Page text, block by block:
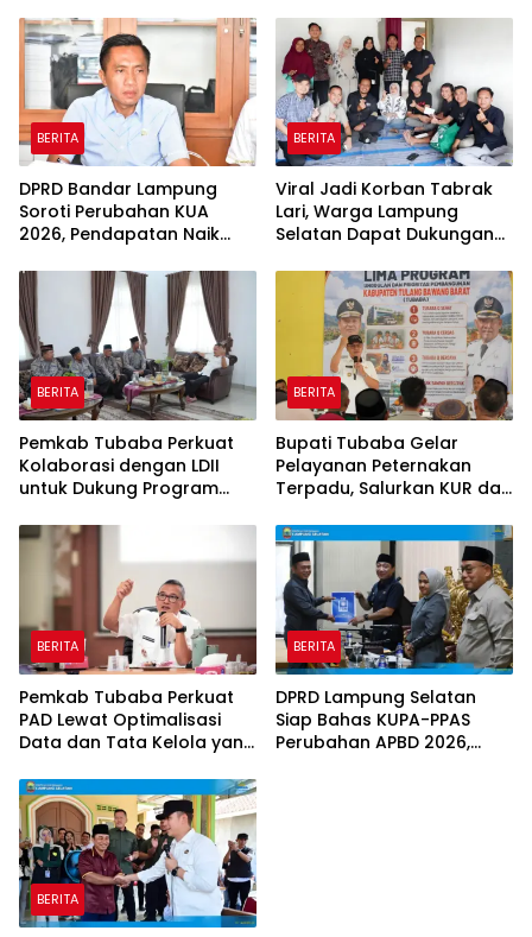
BERITA
DPRD Bandar Lampung
Soroti Perubahan KUA
2026, Pendapatan Naik
Dipangkas
BERITA
Viral Jadi Korban Tabrak
Lari, Warga Lampung
Selatan Dapat Dukungan
Influencer
BERITA
Pemkab Tubaba Perkuat
Kolaborasi dengan LDII
untuk Dukung Program
BERITA
Bupati Tubaba Gelar
Pelayanan Peternakan
Terpadu, Salurkan KUR dan
Ketenagakerjaan
BERITA
Pemkab Tubaba Perkuat
PAD Lewat Optimalisasi
Data dan Tata Kelola yang
BERITA
DPRD Lampung Selatan
Siap Bahas KUPA-PPAS
Perubahan APBD 2026,
BERITA